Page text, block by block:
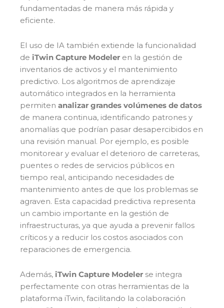
fundamentadas de manera más rápida y
eficiente.
El uso de IA también extiende la funcionalidad
de iTwin Capture Modeler en la gestión de
inventarios de activos y el mantenimiento
predictivo. Los algoritmos de aprendizaje
automático integrados en la herramienta
permiten analizar grandes volúmenes de datos
de manera continua, identificando patrones y
anomalías que podrían pasar desapercibidos en
una revisión manual. Por ejemplo, es posible
monitorear y evaluar el deterioro de carreteras,
puentes o redes de servicios públicos en
tiempo real, anticipando necesidades de
mantenimiento antes de que los problemas se
agraven. Esta capacidad predictiva representa
un cambio importante en la gestión de
infraestructuras, ya que ayuda a prevenir fallos
críticos y a reducir los costos asociados con
reparaciones de emergencia.
Además, iTwin Capture Modeler se integra
perfectamente con otras herramientas de la
plataforma iTwin, facilitando la colaboración